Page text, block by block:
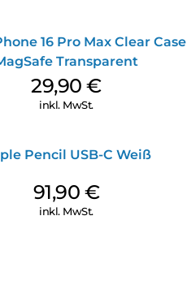
16 Pro Max Clear Case
Transparent
29,90€
inkl. MwSt.
Pencil USB-C Weiß
91,90 €
inkl. MwSt.